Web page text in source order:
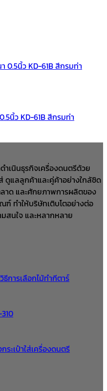
นิ้ว KD-61B สีกรมท่า
ำเนินธุรกิจเครื่องดนตรีด้วย
ดูแลลูกค้าและคู่ค้าอย่างใกล้ชิด
ลาด และศักยภาพการผลิตของ
ทำให้บริษัทเติบโตอย่างต่อ
สนใจ และหลากหลาย
ธีการเลือกไม้ทำกีตาร์
ะเป๋าใส่เครื่องดนตรี